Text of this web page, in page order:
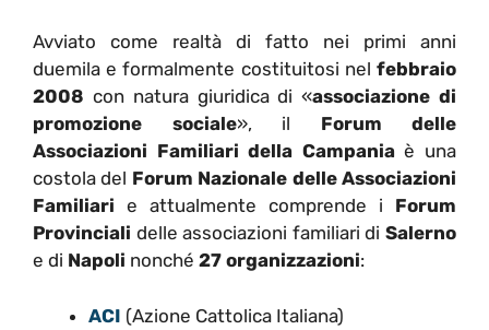
Avviato come realtà di fatto nei primi anni
duemila e formalmente costituitosi nel febbraio
2008 con natura giuridica di «associazione di
promozione sociale», il Forum delle
Associazioni Familiari della Campaniaè una
costola del Forum Nazionale delle Associazioni
Familiari e attualmente comprende i Forum
Provinciali delle associazioni familiari di Salerno
e di Napoli nonché 27 organizzazioni:
ACI (Azione Cattolica Italiana)